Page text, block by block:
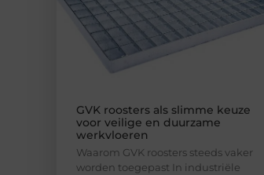
GVK roosters als slimme keuze
voor veilige en duurzame
werkvloeren
Waarom GVK roosters steeds vaker
worden toegepast In industriële